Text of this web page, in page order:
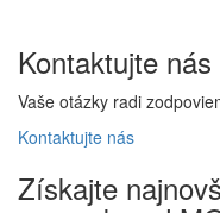
Kontaktujte nás
Vaše otázky radi
Kontaktujte nás
Získajte